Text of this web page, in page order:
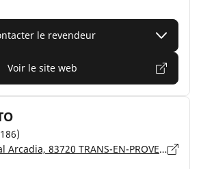
le revendeur
Voir le site web
Centre Commercial Arcadia, 83720 TRANS-EN-PROVENCE